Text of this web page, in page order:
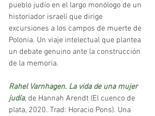
pueblo judío en el largo monólogo de un
historiador israelí que dirige
excursiones a los campos de muerte de
Polonia. Un viaje intelectual que plantea
un debate genuino ante la construcción
de la memoria.
Rahel Varnhagen. La vida de una mujer
judía, de Hannah Arendt (El cuenco de
plata, 2020. Trad: Horacio Pons). Una